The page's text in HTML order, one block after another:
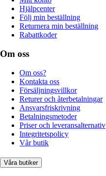
Hjälpcenter
Följ min beställning
Returnera min beställning
Rabattkoder
Om oss
Om oss?
Kontakta oss
Försäljningsvillkor
Returer och återbetalningar
Ansvarsfriskrivning
Betalningsmetoder
Priser och leveransalternativ
Integritetspolicy
Vår butik
Våra butiker